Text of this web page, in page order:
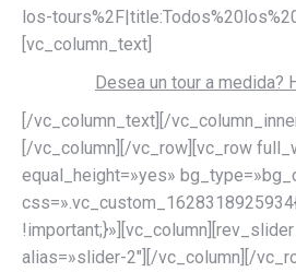
los-
[vc_column_text]
Desea un tour a medida?
[/vc_column_text][/
[/vc_column][/vc_row][vc_row
equal_height=»yes»
alias=»slider-2″][/vc_column][/